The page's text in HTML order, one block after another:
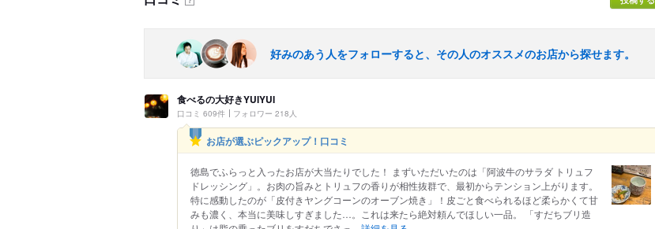
好みのあう人をフォローすると、その人のオススメのお店から探せます。
食べるの大好きYUIYUI
口コミ 609件 フォロワー 218人
お店が選ぶピックアップ！口コミ
徳島でふらっと入ったお店が大当たりでした！ まずいただいたのは「阿波牛のサラダ トリュフ
ドレッシング」。お肉の旨みとトリュフの香りが相性抜群で、最初からテンション上がります。
特に感動したのが「皮付きヤングコーンのオーブン焼き」！皮ごと食べられるほど柔らかくて甘
みも濃く、本当に美味しすぎました…。これは来たら絶対頼んでほしい一品。 「すだちブリ造